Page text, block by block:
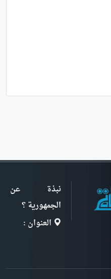
نبذة عن
الجمهورية ؟
العنوان :